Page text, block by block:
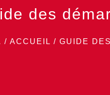
des
/ ACCUEIL / GUIDE